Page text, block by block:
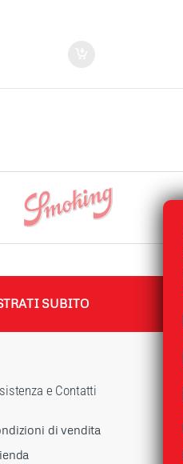
SUBITO
e Contatti
di vendita